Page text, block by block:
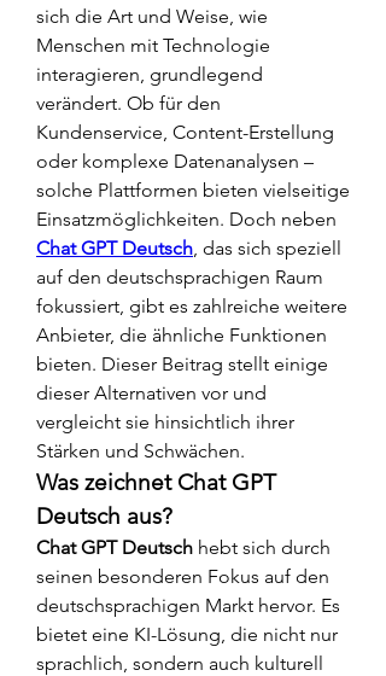
sich die Art und Weise, wie
Menschen mit Technologie
interagieren, grundlegend
verändert. Ob für den
Kundenservice, Content-Erstellung
oder komplexe Datenanalysen –
solche Plattformen bieten vielseitige
Chat GPT Deutsch, das sich speziell
auf den deutschsprachigen Raum
fokussiert, gibt es zahlreiche weitere
Anbieter, die ähnliche Funktionen
bieten. Dieser Beitrag stellt einige
dieser Alternativen vor und
vergleicht sie hinsichtlich ihrer
Stärken und Schwächen.
Was zeichnet Chat GPT
Deutsch aus?
Chat GPT Deutsch hebt sich durch
seinen besonderen Fokus auf den
deutschsprachigen Markt hervor. Es
bietet eine KI-Lösung, die nicht nur
sprachlich, sondern auch kulturell